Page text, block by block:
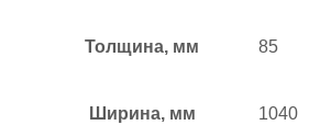
Толщина, мм 85
Ширина, мм 1040